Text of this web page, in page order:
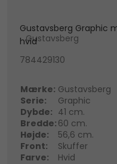
Gustavsberg Graphic
hvid
Gustavsberg
784429130
Mærke: Gustavsberg
Serie:
Graphic
Dybde: 41 cm.
Bredde: 60 cm.
Højde:
56,6 cm.
Front:
Skuffer
Farve:
Hvid